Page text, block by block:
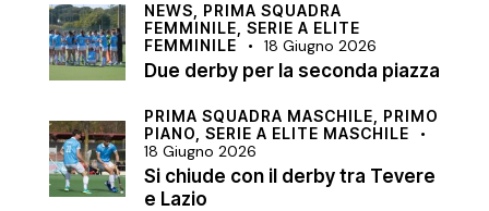
NEWS, PRIMA SQUADRA
FEMMINILE, SERIE A ELITE
FEMMINILE
18 Giugno 2026
Due derby per la seconda piazza
PRIMA SQUADRA MASCHILE, PRIMO
PIANO, SERIE A ELITE MASCHILE
18 Giugno 2026
Si chiude con il derby tra Tevere
e Lazio